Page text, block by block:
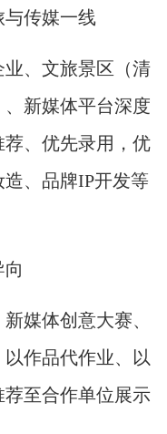
与传媒一线
、文旅景区（清
新媒体平台深度
、优先录用，优
、品牌IP开发等
向
媒体创意大赛、
作品代作业、以
至合作单位展示